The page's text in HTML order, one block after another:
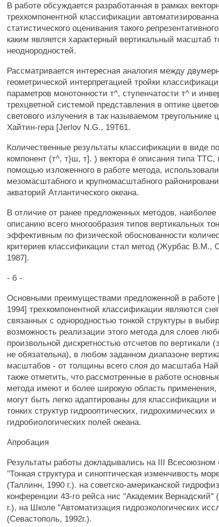
В работе обсуждается разработанная в рамках
трехкомпонентной классификации
статистического оценивания такого
каким является характерный вертикальный масштаб
неоднородностей.
Рассматривается интересная аналогия между
геометрической интерпретацией тройки
параметров монотонности т^, ступенчатости т^ и
трехцветной системой представления в оптике
светового излучения в так называемом треугольнике
Хайтин-гера [Jerlov N.G., 19Т61.
Количественные результаты классификации в виде
компонент (т^, т}ш, т]. ) вектора ё описания типа
помощью изложенного в работе метода,
мезомасштабного и крупномасштабного
акваторий Атлантического океана.
В отличие от ранее предложенных методов,
описанию всего многообразия типов вертикальных
эффективным по физической обоснованности
критериев классификации стал метод (Журбас В.М.,
1987].
- б -
Основными преимуществами предложенной в работе
1994] трехкомпонентной классификации являются
связанных с однородностью тонкой структуры в
возможность реализации этого метода для слоев
произвольной дискретностью отсчетов по вертикали
не обязательна), в любом заданном диапазоне
масштабов - от толщины всего слоя до масштаба
также отметить, что рассмотренные в работе
метода имеют и более широкую область применения,
могут быть легко адаптированы для классификации
тонких структур гидрооптических, гидрохимических и
гидробиологических полей океана.
Апробация
Результаты работы докладывались на III
"Тонкая структура и синоптическая изменчивость
(Таллинн, 1990 г.). на советско-американской
конференции 43-го рейса нис "Академик Вернадский"
г.), на Школе "Автоматизация гидроэкологических
(Севастополь, 1992г.).